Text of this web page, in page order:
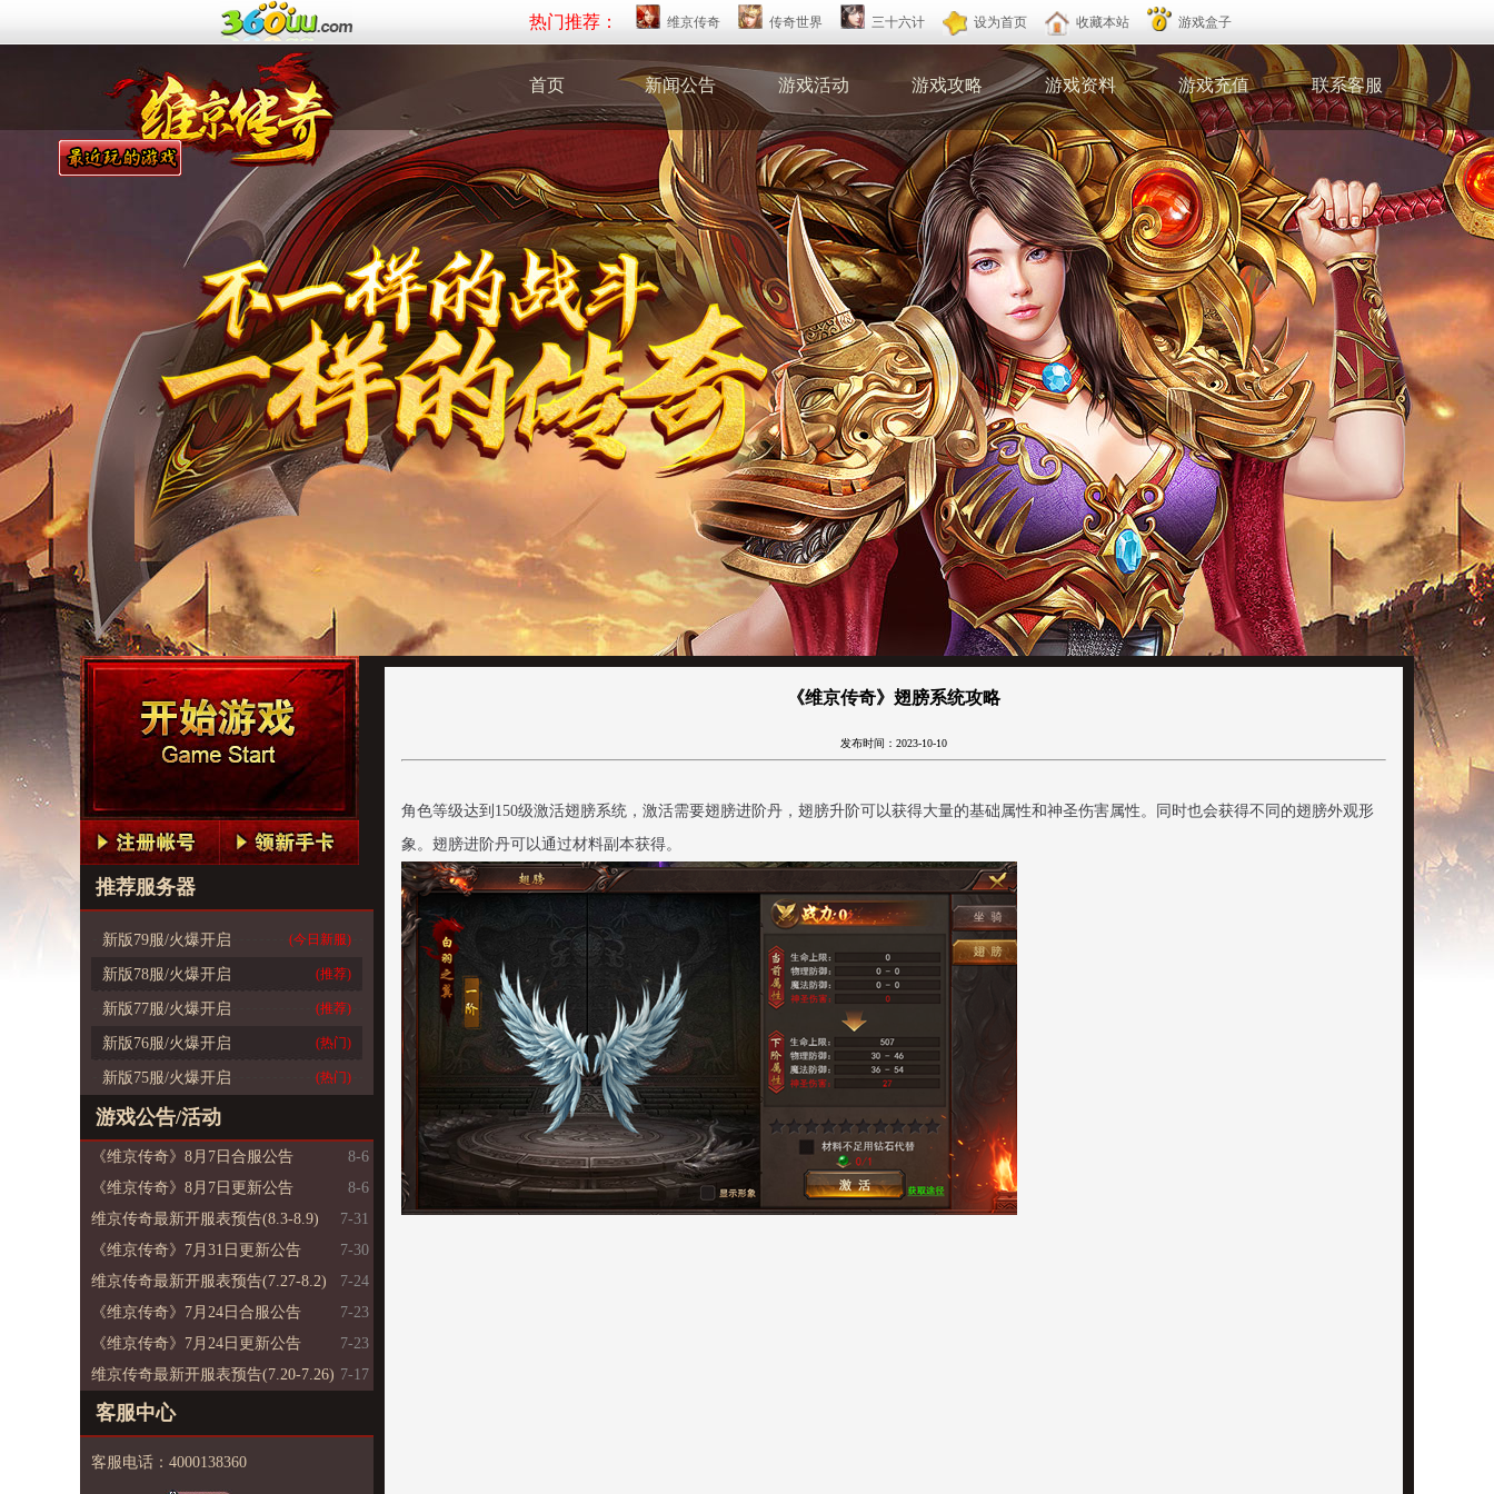
热门推荐： 维京传奇 传奇世界 三十六计 设为首页 收藏本站 游戏盒子
首页 新闻公告 游戏活动 游戏攻略 游戏资料 游戏充值 联系客服
推荐服务器
新版79服/火爆开启 (今日新服)
新版78服/火爆开启 (推荐)
新版77服/火爆开启 (推荐)
新版76服/火爆开启 (热门)
新版75服/火爆开启 (热门)
游戏公告/活动
《维京传奇》8月7日合服公告
8-6
《维京传奇》8月7日更新公告
8-6
维京传奇最新开服表预告(8.3-8.9)
7-31
《维京传奇》7月31日更新公告
7-30
维京传奇最新开服表预告(7.27-8.2)
7-24
《维京传奇》7月24日合服公告
7-23
《维京传奇》7月24日更新公告
7-23
维京传奇最新开服表预告(7.20-7.26) 7-17
客服中心
客服电话：4000138360
《维京传奇》翅膀系统攻略
发布时间：2023-10-10
角色等级达到150级激活翅膀系统，激活需要翅膀进阶丹，翅膀升阶可以获得大量的基础属性和神圣伤害属性。同时也会获得不同的翅膀外观形
象。翅膀进阶丹可以通过材料副本获得。